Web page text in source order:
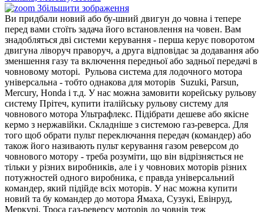
Збільшити зображення
Ви придбали новий або бу-шний двигун до човна і тепере
перед вами стоїть задача його встановлення на човен. Вам
знадобляться дві системи керування - перша керує поворотом
двигуна ліворуч праворуч, а друга відповідає за додавання або
зменшення газу та включення передньої або задньої передачі в
човновому моторі. Рульова система для лодочного мотора
універсальна - тобто однакова для моторів Suzuki, Parsun,
Mercury, Honda і т.д. У нас можна замовити корейську рульову
систему Прітеч, купити італійську рульову систему для
човнового мотора Ультрафлекс. Підібрати дешеве або якісне
кермо з нержавійки. Складніше з системою газ-реверса. Для
того щоб обрати пульт переключання передач (командер) або
також його називають пульт керування газом реверсом до
човнового мотору - треба розуміти, що він відрізняється не
тільки у різних виробників, але і у човнових моторів різних
потужностей одного виробника, є правда універсальний
командер, який підійде всіх моторів. У нас можна купити
новий та бу командер до мотора Ямаха, Сузукі, Евінруд,
Меркурі. Троса газ-реверсу моторів до човнів теж